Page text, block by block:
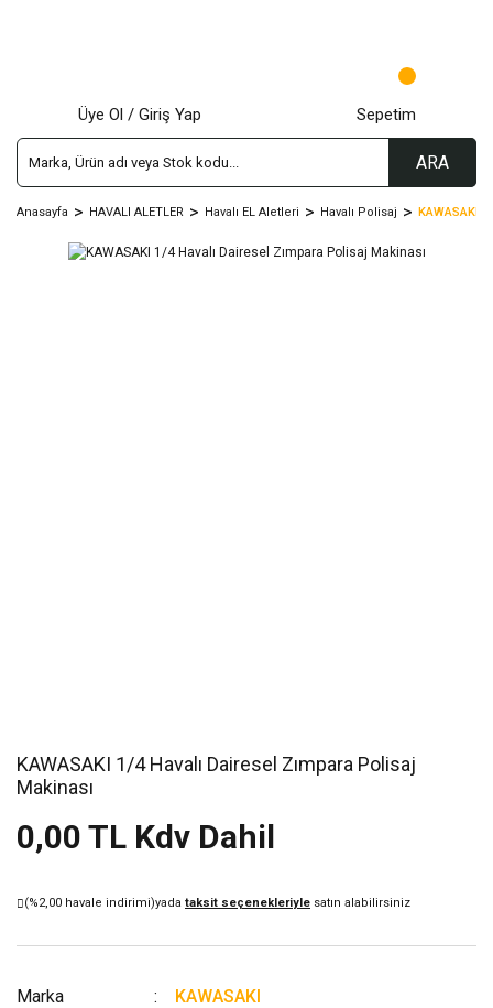
ARA
Üye Ol / Giriş Yap Sepetim
Anasayfa HAVALI ALETLER Havalı EL Aletleri Havalı Polisaj KAWASAKI
KAWASAKI 1/4 Havalı Dairesel Zımpara Polisaj
Makinası
0,00 TL Kdv Dahil
(%2,00 havale indirimi)yada taksit seçenekleriyle satın alabilirsiniz
Marka
KAWASAKI